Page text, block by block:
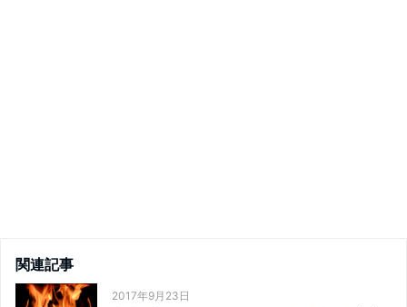
関連記事
2017年9月23日